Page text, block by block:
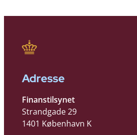
Adresse
Finanstilsynet
Strandgade 29
1401 København K